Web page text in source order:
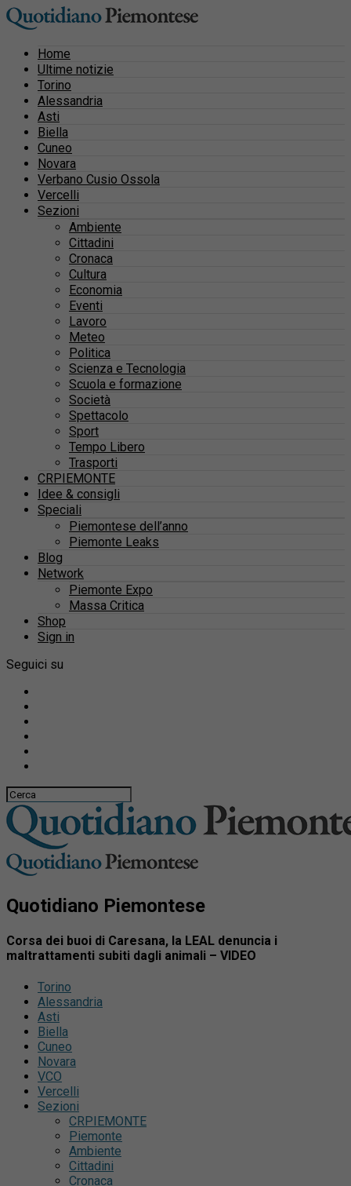
Home
Ultime notizie
Torino
Alessandria
Asti
Biella
Cuneo
Novara
Verbano Cusio Ossola
Vercelli
Sezioni
Ambiente
Cittadini
Cronaca
Cultura
Economia
Eventi
Lavoro
Meteo
Politica
Scienza e Tecnologia
Scuola e formazione
Società
Spettacolo
Sport
Tempo Libero
Trasporti
CRPIEMONTE
Idee & consigli
Speciali
Piemontese dell’anno
Piemonte Leaks
Blog
Network
Piemonte Expo
Massa Critica
Shop
Sign in
Seguici su
Quotidiano Piemontese
Corsa dei buoi di Caresana, la LEAL denuncia i
maltrattamenti subiti dagli animali – VIDEO
Torino
Alessandria
Asti
Biella
Cuneo
Novara
VCO
Vercelli
Sezioni
CRPIEMONTE
Piemonte
Ambiente
Cittadini
Cronaca